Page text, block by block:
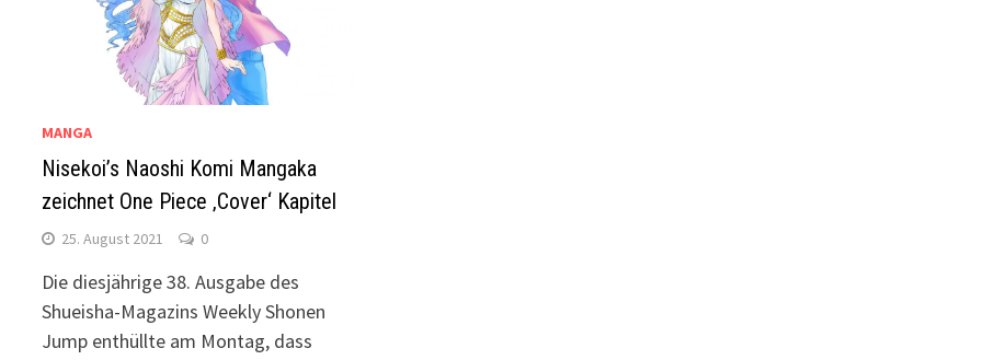
MANGA
Nisekoi’s Naoshi Komi Mangaka
zeichnet One Piece ‚Cover‘ Kapitel
25. August 2021 0
Die diesjährige 38. Ausgabe des
Shueisha-Magazins Weekly Shonen
Jump enthüllte am Montag, dass